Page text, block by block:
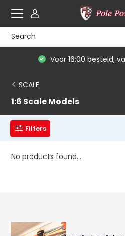
Voor 16:00 besteld,
SCALE
1:6 Scale Models
Filters
No products found...